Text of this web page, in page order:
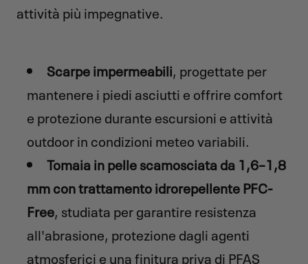
attività più impegnative.
Scarpe impermeabili, progettate per
mantenere i piedi asciutti e offrire comfort
e protezione durante escursioni e attività
outdoor in condizioni meteo variabili.
Tomaia in pelle scamosciata da 1,6–1,8
mm con trattamento idrorepellente PFC-
Free, studiata per garantire resistenza
all'abrasione, protezione dagli agenti
atmosferici e una finitura priva di PFAS